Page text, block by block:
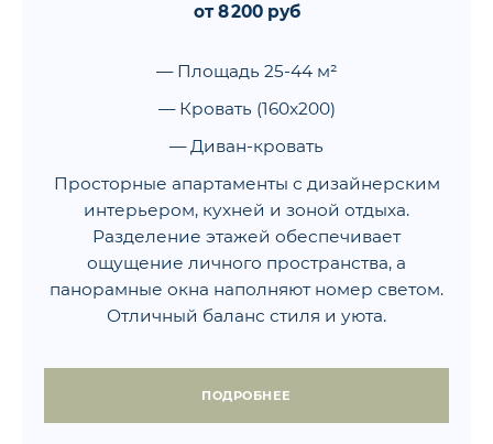
от 8 200 руб
— Площадь 25-44 м²
— Кровать (160x200)
— Диван-кровать
Просторные апартаменты с дизайнерским
интерьером, кухней и зоной отдыха.
Разделение этажей обеспечивает
ощущение личного пространства, а
панорамные окна наполняют номер светом.
Отличный баланс стиля и уюта.
ПОДРОБНЕЕ